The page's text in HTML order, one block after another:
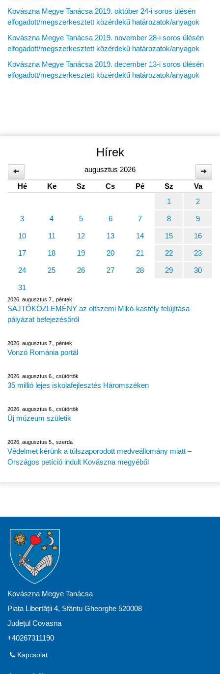
Kovászna Megye Tanácsa 2019. október 24-i soros ülésén
elfogadott/megszerkesztett közérdekű határozatok/anyagok
Kovászna Megye Tanácsa 2019. november 28-i soros ülésén
elfogadott/megszerkesztett közérdekű határozatok/anyagok
Kovászna Megye Tanácsa 2019. december 13-i soros ülésén
elfogadott/megszerkesztett közérdekű határozatok/anyagok
Hírek
augusztus 2026
Hé
Ke Sz Cs Pé Sz
Va
1
2
3 4 5 6 7 8 9
10 11 12 13 14 15 16
17 18 19 20 21 22 23
24 25 26 27 28 29 30
31
2026. augusztus 7., péntek
SAJTÓKÖZLEMÉNY az oltszemi Mikó-kastély felújítása
pályázat befejezésőről
2026. augusztus 7., péntek
Vonzó Románia portál
2026. augusztus 6., csütörtök
35 millió lejes iskolafejlesztés Háromszéken
2026. augusztus 6., csütörtök
Új múzeum születik
2026. augusztus 5., szerda
Védelmet kérünk a túlszaporodott medveállomány miatt –
Országos petíció indult Kovászna megyéből
Kovászna Megye Tanácsa
Piața Libertății 4, Sfântu Gheorghe 520008
Județul Covasna
+40267311190
Kapcsolat